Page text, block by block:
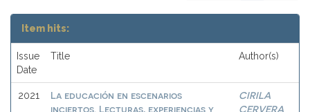
Item hits:
Issue
Date
Title Author(s)
2021
La educación en escenarios
inciertos. Lecturas, experiencias y
CIRILA
CERVERA